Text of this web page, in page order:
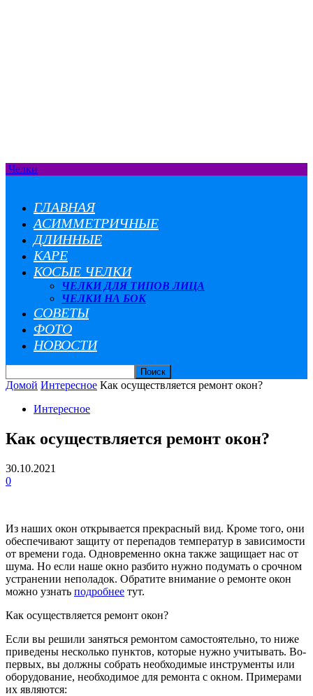
Челки
ГЛАВНАЯ
АСИММЕТРИЧНЫЕ
ДЛИННЫЕ
КАРЕ
КОСЫЕ ЧЕЛКИ
ЧЕЛКИ ДЛЯ ТИПОВ ЛИЦА
ЧЕЛКИ НА БОК
СОВЕТЫ
ФОТО
НОВОСТИ
Домой Интересное Как осуществляется ремонт окон?
Интересное
Как осуществляется ремонт окон?
30.10.2021
0
Из наших окон открывается прекрасный вид. Кроме того, они
обеспечивают защиту от перепадов температур в зависимости
от времени года. Одновременно окна также защищает нас от
шума. Но если наше окно разбито нужно подумать о срочном
устранении неполадок. Обратите внимание о ремонте окон
можно узнать подробнее тут.
Как осуществляется ремонт окон?
Если вы решили заняться ремонтом самостоятельно, то ниже
приведены несколько пунктов, которые нужно учитывать. Во-
первых, вы должны собрать необходимые инструменты или
оборудование, необходимое для ремонта с окном. Примерами
их являются: